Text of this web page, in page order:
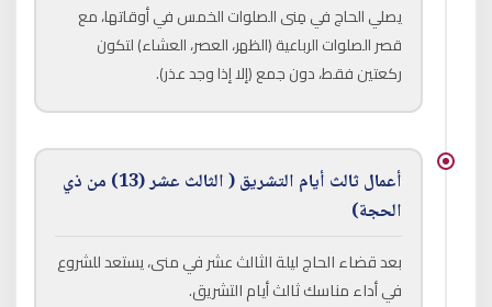
يصلي الحاج في مِنى الصلوات الخمس في أوقاتها، مع
قصر الصلوات الرباعية (الظهر، العصر، العشاء) لتكون
ركعتين فقط، دون جمع (إلا إذا وجد عذر).
أعمال ثالث أيام التشريق ( الثالث عشر (13) من ذي
الحجة)
بعد قضاء الحاج ليلة الثالث عشر في منى، يستعد للشروع
في أداء مناسك ثالث أيام التشريق.